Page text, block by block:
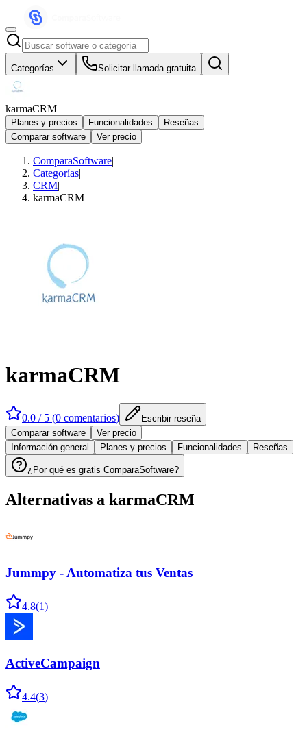
Categorías Solicitar llamada gratuita
karmaCRM
Planes y precios Funcionalidades
Reseñas
Comparar software
Ver precio
ComparaSoftware|
Categorías|
CRM|
karmaCRM
karmaCRM
0.0 / 5 (0 comentarios)
Escribir reseña
Comparar software
Ver precio
Información general
Planes y precios Funcionalidades Reseñas
¿Por qué es gratis ComparaSoftware?
Alternativas a karmaCRM
Jummpy - Automatiza tus Ventas
4.8(1)
ActiveCampaign
4.4(3)